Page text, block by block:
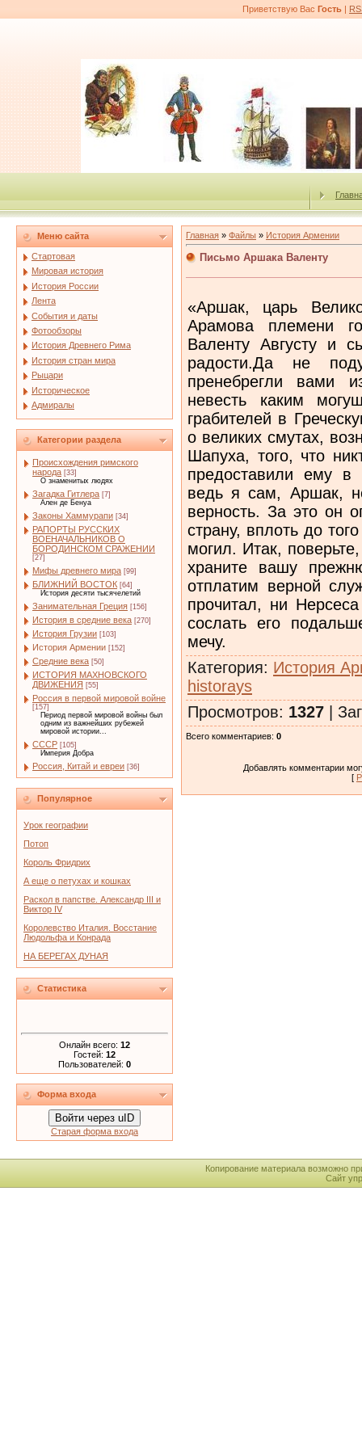
Приветствую Вас Гость |
Меню сайта
Стартовая
Мировая история
История России
Лента
События и даты
Фотообзоры
История Древнего Рима
История стран мира
Рыцари
Историческое
Адмиралы
Категории раздела
Происхождения римского
народа [33]
О знаменитых людях
Загадка Гитлера [7]
Ален де Бенуа
Законы Хаммурапи [34]
РАПОРТЫ РУССКИХ
ВОЕНАЧАЛЬНИКОВ О
БОРОДИНСКОМ СРАЖЕНИИ
[27]
Мифы древнего мира [99]
БЛИЖНИЙ ВОСТОК [64]
История десяти тысячелетий
Занимательная Греция [156]
История в средние века [270]
История Грузии [103]
История Армении [152]
Средние века [50]
ИСТОРИЯ МАХНОВСКОГО
ДВИЖЕНИЯ [55]
Россия в первой мировой войне
[157]
Период первой мировой войны был
одним из важнейших рубежей
мировой истории...
СССР [105]
Империя Добра
Россия, Китай и евреи [36]
Популярное
Урок географии
Потоп
Король Фридрих
А еще о петухах и кошках
Раскол в папстве. Александр III и
Виктор IV
Королевство Италия. Восстание
Людольфа и Конрада
НА БЕРЕГАХ ДУНАЯ
Статистика
Онлайн всего: 12
Гостей: 12
Пользователей: 0
Форма входа
Войти через uID
Старая форма входа
Главная » Файлы » История Армении
Письмо Аршака Валенту
«Аршак, царь
Арамова племени
Валенту Августу и
радости.Да не
пренебрегли вами
невесть каким
грабителей в
о великих смутах,
Шапуха, того, что
предоставили ему
ведь я сам, Аршак,
верность. За это он
страну, вплоть до
могил. Итак,
храните вашу
отплатим верной
прочитал, ни
сослать его
мечу.
Категория: История
historays
Просмотров: 1327 |
Всего комментариев: 0
Добавлять комментарии
[
Копирование материала возможно
Сайт